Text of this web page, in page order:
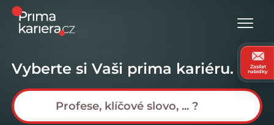
Vyberte si Vaši prima kariéru.
Zasílat
nabídky